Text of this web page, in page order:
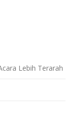
Lebih Terarah